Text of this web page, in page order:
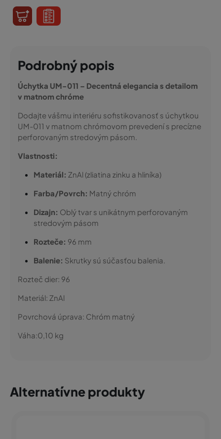
Podrobný popis
Úchytka UM-011 – Decentná elegancia s detailom
v matnom chróme
Dodajte vášmu interiéru sofistikovanosť s úchytkou
UM-011 v matnom chrómovom prevedení s precízne
perforovaným stredovým pásom.
Vlastnosti:
Materiál: ZnAl (zliatina zinku a hliníka)
Farba/Povrch: Matný chróm
Dizajn: Oblý tvar s unikátnym perforovaným
stredovým pásom
Rozteče: 96 mm
Balenie: Skrutky sú súčasťou balenia.
Rozteč dier: 96
Materiál: ZnAl
Povrchová úprava: Chróm matný
Váha:0,10 kg
Alternatívne produkty